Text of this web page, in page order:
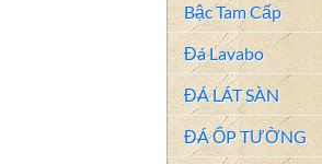
Bậc Tam Cấp
Đá Lavabo
ĐÁ LÁT SÀN
ĐÁ ỐP TƯỜNG